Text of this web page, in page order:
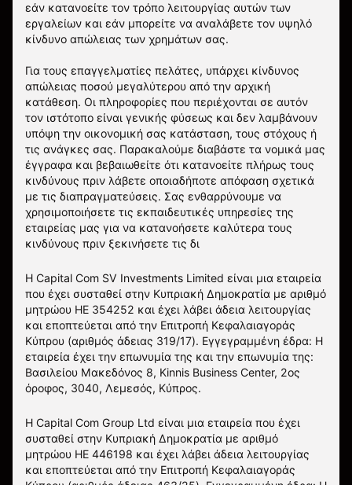
εάν κατανοείτε τον τρόπο λειτουργίας αυτών των
εργαλείων και εάν μπορείτε να αναλάβετε τον υψηλό
κίνδυνο απώλειας των χρημάτων σας.
Για τους επαγγελματίες πελάτες, υπάρχει κίνδυνος
απώλειας ποσού μεγαλύτερου από την αρχική
κατάθεση. Οι πληροφορίες που περιέχονται σε αυτόν
τον ιστότοπο είναι γενικής φύσεως και δεν λαμβάνουν
υπόψη την οικονομική σας κατάσταση, τους στόχους ή
τις ανάγκες σας. Παρακαλούμε διαβάστε τα νομικά μας
έγγραφα και βεβαιωθείτε ότι κατανοείτε πλήρως τους
κινδύνους πριν λάβετε οποιαδήποτε απόφαση σχετικά
με τις διαπραγματεύσεις. Σας ενθαρρύνουμε να
χρησιμοποιήσετε τις εκπαιδευτικές υπηρεσίες της
εταιρείας μας για να κατανοήσετε καλύτερα τους
κινδύνους πριν ξεκινήσετε τις δι
Η Capital Com SV Investments Limited είναι μια εταιρεία
που έχει συσταθεί στην Κυπριακή Δημοκρατία με αριθμό
μητρώου HE 354252 και έχει λάβει άδεια λειτουργίας
και εποπτεύεται από την Επιτροπή Κεφαλαιαγοράς
Κύπρου (αριθμός άδειας 319/17). Εγγεγραμμένη έδρα: Η
εταιρεία έχει την επωνυμία της και την επωνυμία της:
Βασιλείου Μακεδόνος 8, Kinnis Business Center, 2ος
όροφος, 3040, Λεμεσός, Κύπρος.
Η Capital Com Group Ltd είναι μια εταιρεία που έχει
συσταθεί στην Κυπριακή Δημοκρατία με αριθμό
μητρώου ΗΕ 446198 και έχει λάβει άδεια λειτουργίας
και εποπτεύεται από την Επιτροπή Κεφαλαιαγοράς